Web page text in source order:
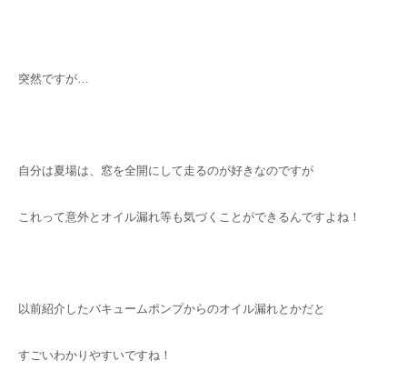
突然ですが…
自分は夏場は、窓を全開にして走るのが好きなのですが
これって意外とオイル漏れ等も気づくことができるんですよね！
以前紹介したバキュームポンプからのオイル漏れとかだと
すごいわかりやすいですね！